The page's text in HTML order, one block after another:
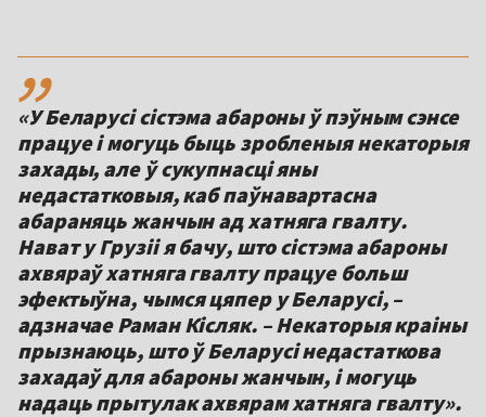
,,
«У Беларусі сістэма абароны ў пэўным сэнсе
працуе і могуць быць зробленыя некаторыя
захады, але ў сукупнасці яны
недастатковыя, каб паўнавартасна
абараняць жанчын ад хатняга гвалту.
Нават у Грузіі я бачу, што сістэма абароны
ахвяраў хатняга гвалту працуе больш
эфектыўна, чымся цяпер у Беларусі, –
адзначае Раман Кісляк. – Некаторыя краіны
прызнаюць, што ў Беларусі недастаткова
захадаў для абароны жанчын, і могуць
надаць прытулак ахвярам хатняга гвалту».